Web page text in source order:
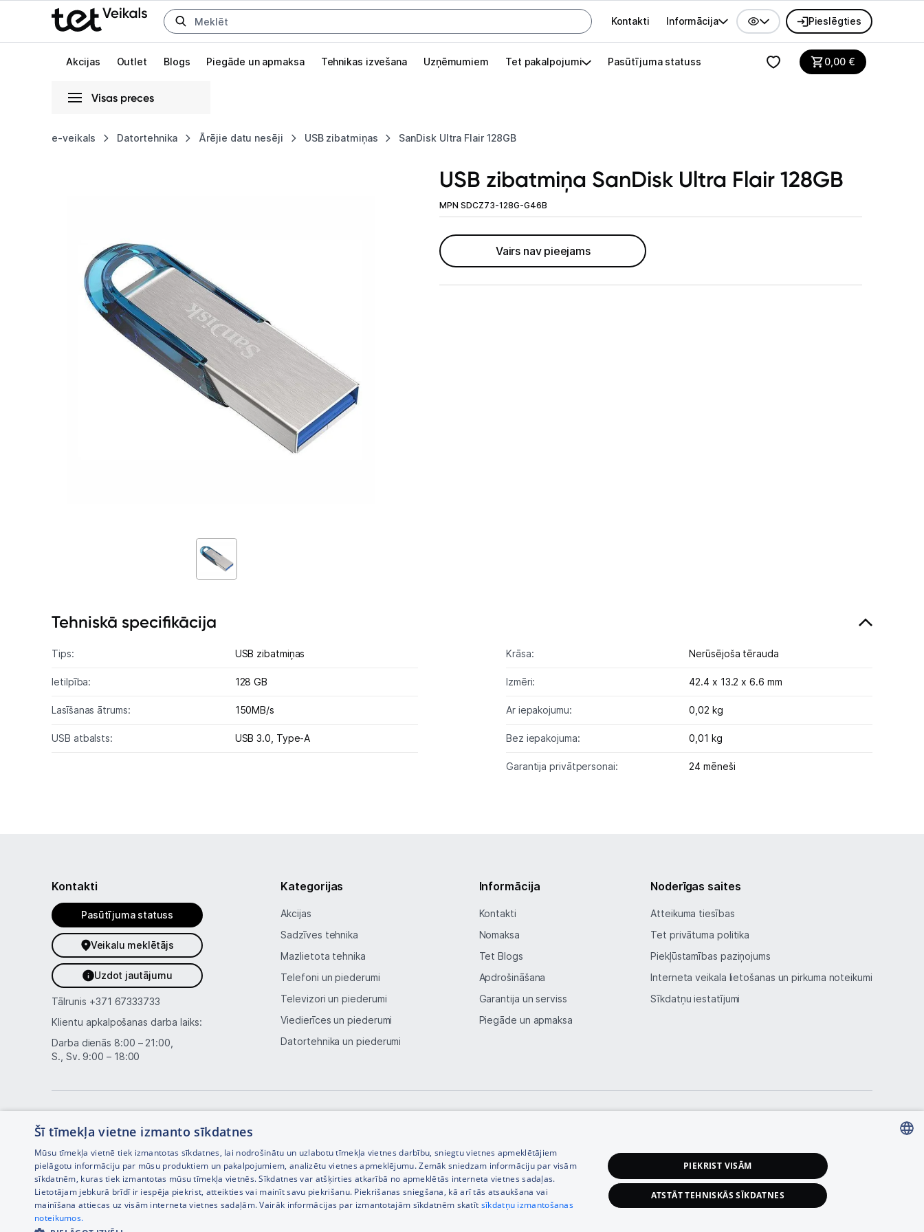
Uz kategorijam Uz galveno saturu
Galvenes izvēlne
Kontakti Informācija Pieslēgties
Akcijas Outlet Blogs Piegāde un apmaksa Tehnikas izvešana Uzņēmumiem Tet pakalpojumi Pasūtījuma statuss 0,00€
Visas preces
e-veikals Datortehnika Ārējie datu nesēji USB zibatmiņas SanDisk Ultra Flair 128GB
Pieslēgties
Akcijas
Izvēlies kāroto ierīci izdevīgāk!
Audio
Stacionārie datori un piederumi
Vēlmju saraksts
Blogs
Uzņēmumiem
Tet pakalpojumi
Kontakti
Flair
128GB
USB zibatmiņa SanDisk Ultra Flair 128GB
MPN SDCZ73-128G-G46B
Vairs nav pieejams
Tehniskā specifikācija
Tips: USB zibatmiņas
Ietilpība: 128 GB
Lasīšanas ātrums: 150MB/s
USB atbalsts: USB 3.0, Type-A
Krāsa: Nerūsējoša tērauda
Izmēri: 42.4 x 13.2 x 6.6 mm
Ar iepakojumu: 0,02 kg
Bez iepakojuma: 0,01 kg
Garantija privātpersonai: 24 mēneši
Kontakti
Pasūtījuma statuss
Veikalu meklētājs
Uzdot jautājumu
Tālrunis +371 67333733
Klientu apkalpošanas darba laiks:
Darba dienās 8:00 – 21:00,
S., Sv. 9:00 – 18:00
Kategorijas
Akcijas
Sadzīves tehnika
Mazlietota tehnika
Telefoni un piederumi
Televizori un piederumi
Viedierīces un piederumi
Datortehnika un piederumi
Informācija
Kontakti
Nomaksa
Tet Blogs
Apdrošināšana
Garantija un serviss
Piegāde un apmaksa
Noderīgas saites
Atteikuma tiesības
Tet privātuma politika
Piekļūstamības paziņojums
Interneta veikala lietošanas un pirkuma noteikumi
Sīkdatņu iestatījumi
Interneta veikala izstrāde —
Šī tīmekļa vietne izmanto sīkdatnes
Mūsu tīmekļa vietnē tiek izmantotas sīkdatnes, lai nodrošinātu un uzlabotu tīmekļa vietnes darbību, sniegtu vietnes apmeklētājiem
pielāgotu informāciju par mūsu produktiem un pakalpojumiem, analizētu vietnes apmeklējumu. Zemāk sniedzam informāciju par visām
sīkdatnēm, kuras tiek izmantotas mūsu tīmekļa vietnēs. Sīkdatnes var atšķirties atkarībā no apmeklētās interneta vietnes sadaļas.
Lietotājam jebkurā brīdī ir iespēja piekrist, atteikties vai mainīt savu piekrišanu. Piekrišanas sniegšana, kā arī tās atsaukšana vai
mainīšana attiecas uz visām interneta vietnes sadaļām. Vairāk informācijas par izmantotajām sīkdatnēm skatīt sīkdatņu izmantošanas
noteikumos.
PIEKRIST VISĀM
ATSTĀT TEHNISKĀS SĪKDATNES